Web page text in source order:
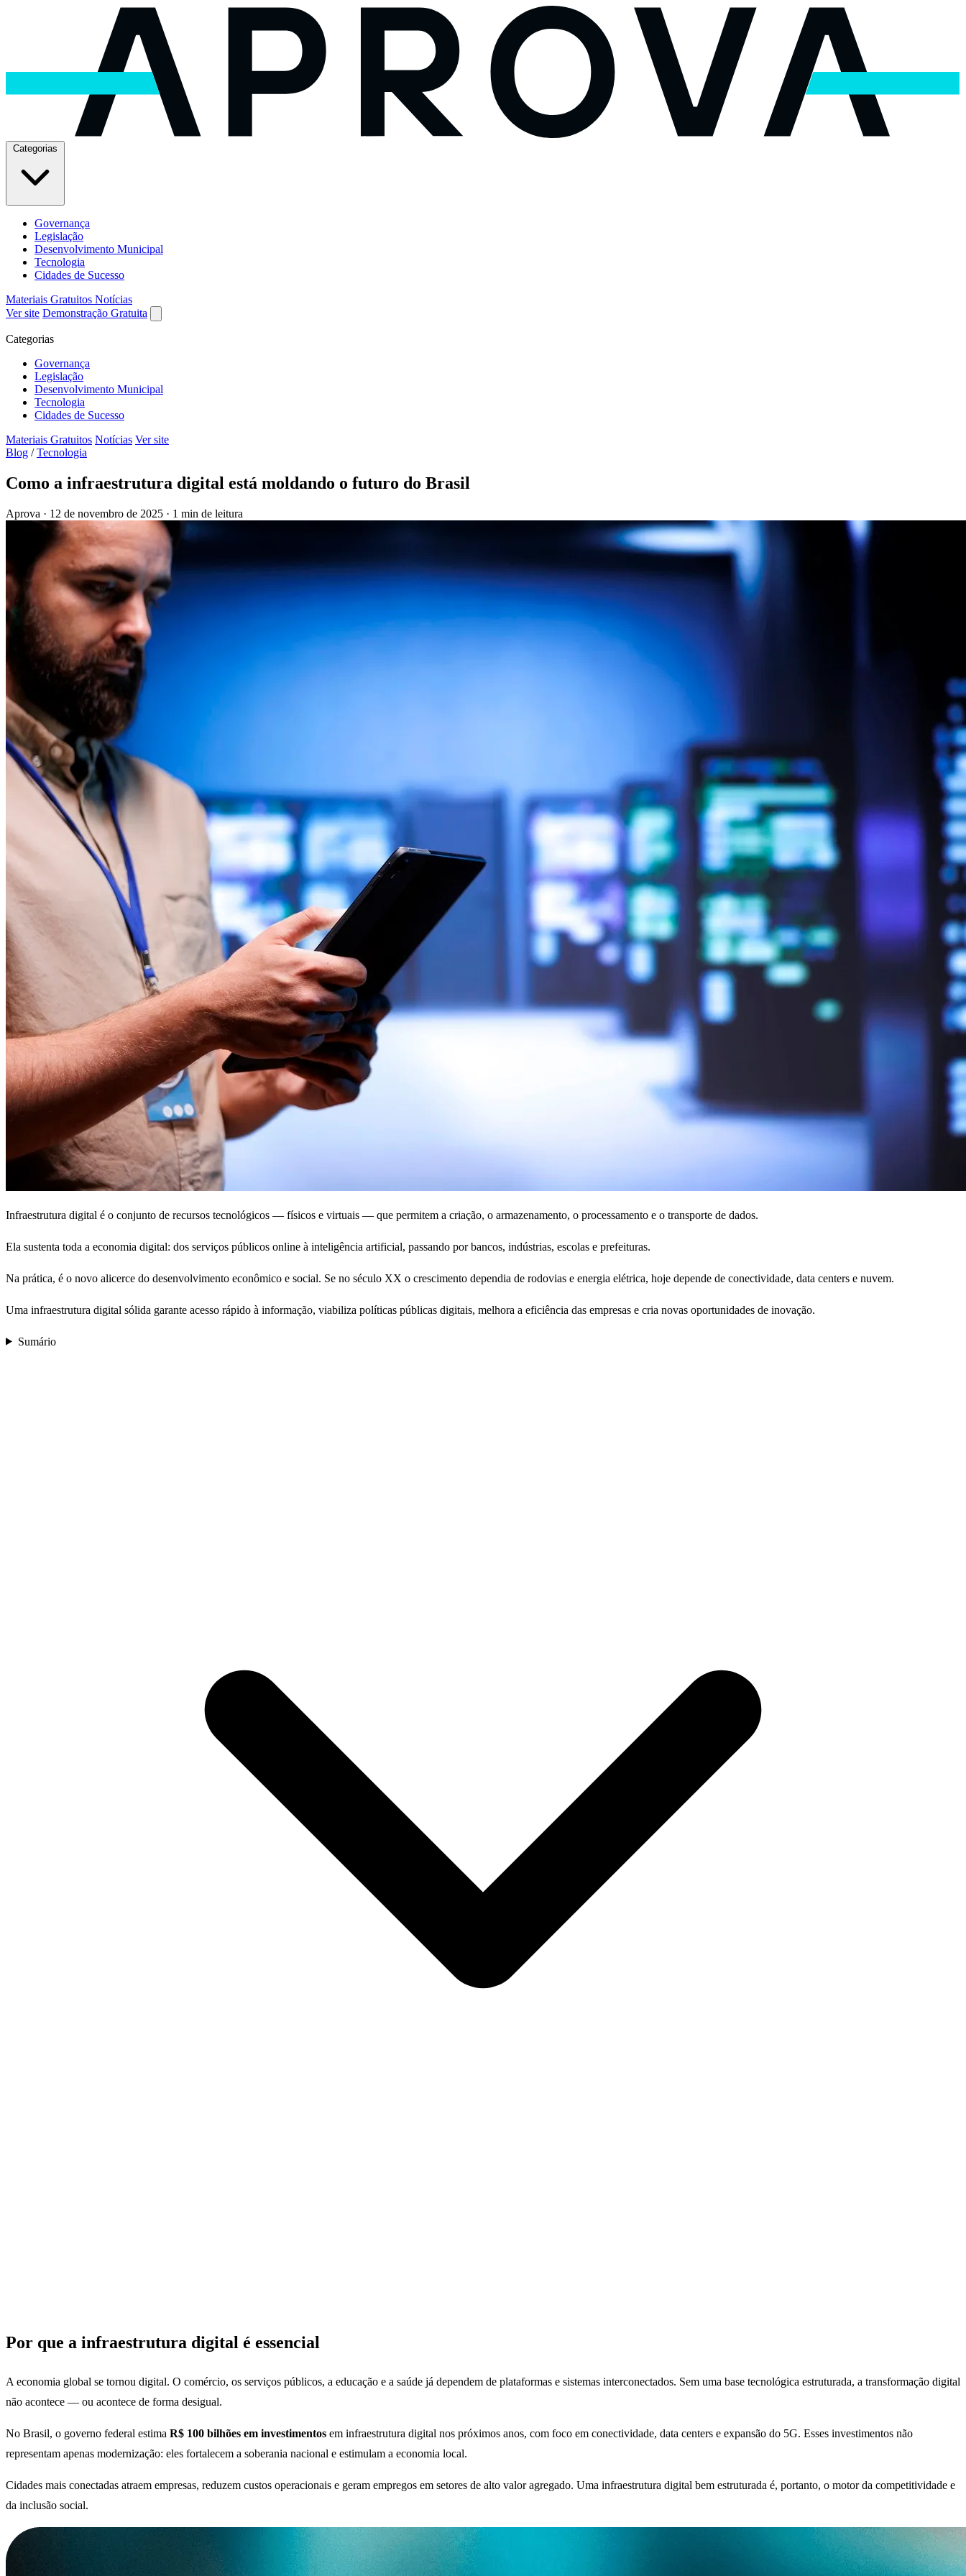
Governança
Legislação
Desenvolvimento Municipal
Tecnologia
Cidades de Sucesso
Materiais Gratuitos Notícias
Ver site Demonstração Gratuita
Categorias
Governança
Legislação
Desenvolvimento Municipal
Tecnologia
Cidades de Sucesso
Materiais Gratuitos Notícias Ver site
Blog / Tecnologia
Como a infraestrutura digital está moldando o futuro do Brasil
Aprova · 12 de novembro de 2025 · 1 min de leitura
Infraestrutura digital é o conjunto de recursos tecnológicos — físicos e virtuais — que permitem a criação, o armazenamento, o processamento e o transporte de dados.
Ela sustenta toda a economia digital: dos serviços públicos online à inteligência artificial, passando por bancos, indústrias, escolas e prefeituras.
Na prática, é o novo alicerce do desenvolvimento econômico e social. Se no século XX o crescimento dependia de rodovias e energia elétrica, hoje depende de conectividade, data centers e nuvem.
Uma infraestrutura digital sólida garante acesso rápido à informação, viabiliza políticas públicas digitais, melhora a eficiência das empresas e cria novas oportunidades de inovação.
Sumário
Por que a infraestrutura digital é essencial
A economia global se tornou digital. O comércio, os serviços públicos, a educação e a saúde já dependem de plataformas e sistemas interconectados. Sem uma base tecnológica estruturada, a transformação digital
não acontece — ou acontece de forma desigual.
No Brasil, o governo federal estima R$ 100 bilhões em investimentos em infraestrutura digital nos próximos anos, com foco em conectividade, data centers e expansão do 5G. Esses investimentos não
representam apenas modernização: eles fortalecem a soberania nacional e estimulam a economia local.
Cidades mais conectadas atraem empresas, reduzem custos operacionais e geram empregos em setores de alto valor agregado. Uma infraestrutura digital bem estruturada é, portanto, o motor da competitividade e
da inclusão social.